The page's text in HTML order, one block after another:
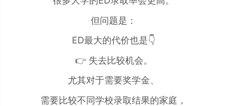
但问题是：
ED最大的代价也是👇
👉 失去比较机会。
尤其对于需要奖学金、
需要比较不同学校录取结果的家庭，